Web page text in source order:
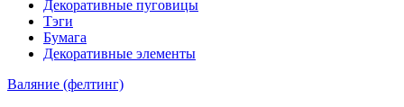
Декоративные пуговицы
Тэги
Бумага
Декоративные элементы
Валяние (фелтинг)